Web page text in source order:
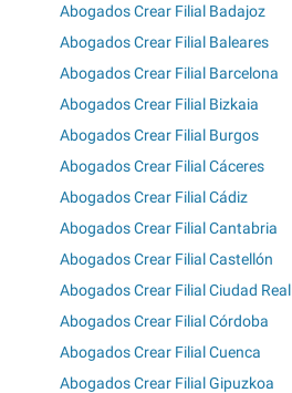
Abogados Crear Filial Badajoz
Abogados Crear Filial Baleares
Abogados Crear Filial Barcelona
Abogados Crear Filial Bizkaia
Abogados Crear Filial Burgos
Abogados Crear Filial Cáceres
Abogados Crear Filial Cádiz
Abogados Crear Filial Cantabria
Abogados Crear Filial Castellón
Abogados Crear Filial Ciudad Real
Abogados Crear Filial Córdoba
Abogados Crear Filial Cuenca
Abogados Crear Filial Gipuzkoa